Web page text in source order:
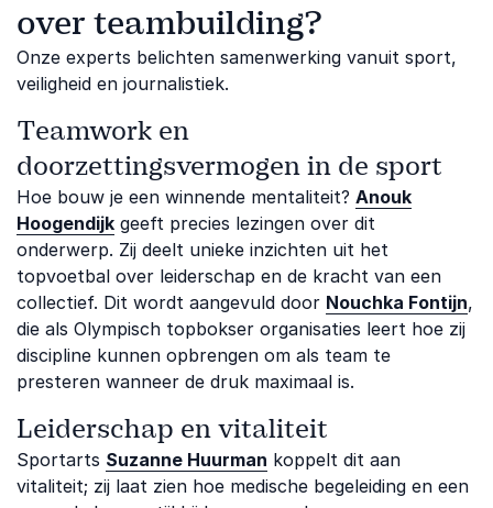
over teambuilding?
Onze experts belichten samenwerking vanuit sport,
veiligheid en journalistiek.
Teamwork en
doorzettingsvermogen in de sport
Hoe bouw je een winnende mentaliteit? Anouk
Hoogendijk geeft precies lezingen over dit
onderwerp. Zij deelt unieke inzichten uit het
topvoetbal over leiderschap en de kracht van een
collectief. Dit wordt aangevuld door Nouchka Fontijn,
die als Olympisch topbokser organisaties leert hoe zij
discipline kunnen opbrengen om als team te
presteren wanneer de druk maximaal is.
Leiderschap en vitaliteit
Sportarts Suzanne Huurman koppelt dit aan
vitaliteit; zij laat zien hoe medische begeleiding en een